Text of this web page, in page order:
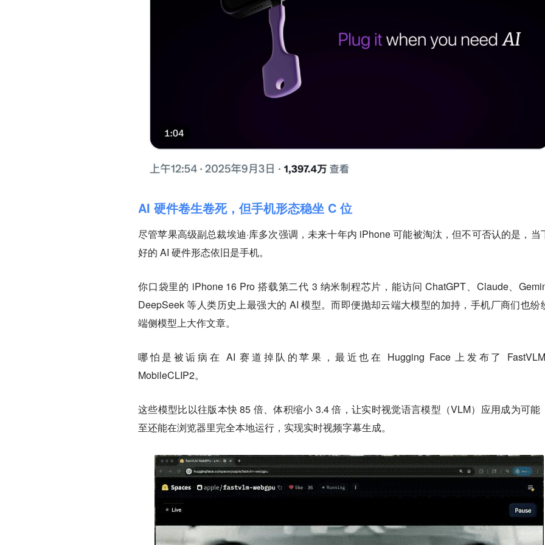
AI 硬件卷生卷死，但手机形态稳坐 C 位
尽管苹果高级副总裁埃迪·库多次强调，未来十年内 iPhone 可能被淘汰，但不可否认的是，当
好的 AI 硬件形态依旧是手机。
你口袋里的 iPhone 16 Pro 搭载第二代 3 纳米制程芯片，能访问 ChatGPT、Claude、
DeepSeek 等人类历史上最强大的 AI 模型。而即便抛却云端大模型的加持，手机厂商们也纷
端侧模型上大作文章。
哪怕是被诟病在 AI 赛道掉队的苹果，最近也在 Hugging Face 上发布了
MobileCLIP2。
这些模型比以往版本快 85 倍、体积缩小 3.4 倍，让实时视觉语言模型（VLM）应用成为可能
至还能在浏览器里完全本地运行，实现实时视频字幕生成。